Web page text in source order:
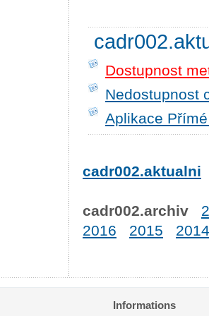
Dostupnost
Nedostupnost
Aplikace
cadr002.aktualni
cadr002.archiv
2016
2015 2014
Informations